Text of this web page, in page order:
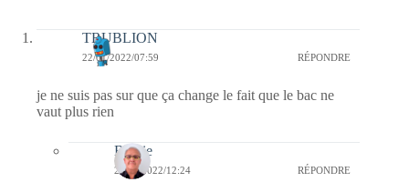
TRUBLION
22/01/2022/07:59 RÉPONDRE
je ne suis pas sur que ça change le fait que le bac ne
vaut plus rien
Bernie
22/01/2022/12:24 RÉPONDRE